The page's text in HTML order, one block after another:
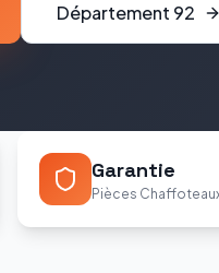
Département 92
Garantie
Pièces